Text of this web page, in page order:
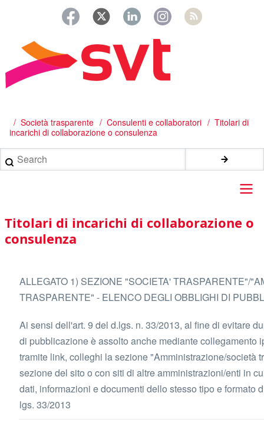
principale
Briciole
di
pane
/ Società trasparente Consulenti e collaboratori
Titolari di
incarichi di collaborazione o consulenza
Search
Main
navigation
Titolari di incarichi di collaborazione o
consulenza
ALLEGATO 1) SEZIONE "SOCIETA' TRASPARENTE"/
TRASPARENTE" - ELENCO DEGLI OBBLIGHI DI
Ai sensi dell'art. 9 del d.lgs. n. 33/2013, al fine di evitare
di pubblicazione è assolto anche mediante collegamento
tramite link, colleghi la sezione "Amministrazione/società
sezione del sito o con siti di altre amministrazioni/enti in
dati, informazioni e documenti dello stesso tipo e formato
lgs. 33/2013